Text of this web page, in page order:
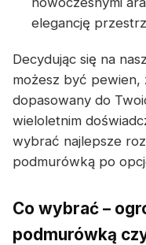
elegancję
Decydując się na
możesz być
dopasowany do
wieloletnim
wybrać najlepsze
podmurówką po
Co wybrać –
podmurówką